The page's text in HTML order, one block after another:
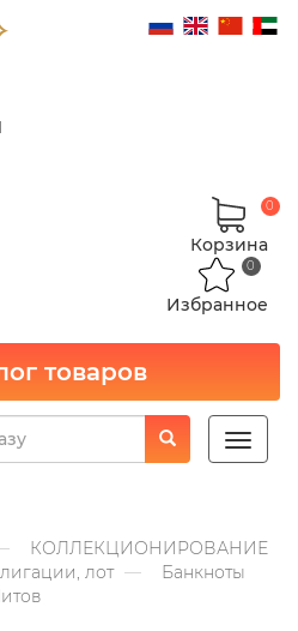
Корзина
0
Избранное
0
товаров
Toggle
КОЛЛЕКЦИОНИРОВАНИЕ
лот
Банкноты